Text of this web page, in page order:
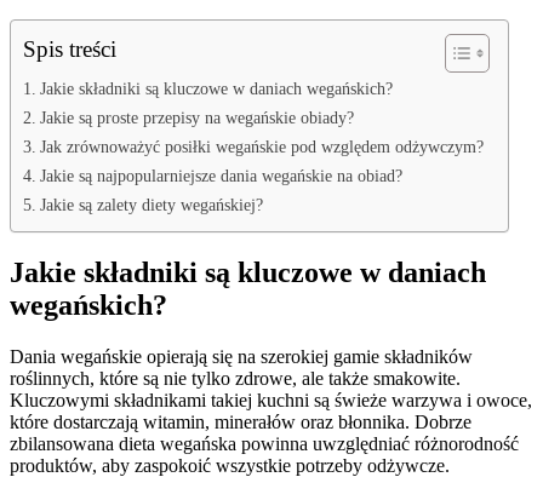
Spis treści
Jakie składniki są kluczowe w daniach wegańskich?
Jakie są proste przepisy na wegańskie obiady?
Jak zrównoważyć posiłki wegańskie pod względem odżywczym?
Jakie są najpopularniejsze dania wegańskie na obiad?
Jakie są zalety diety wegańskiej?
Jakie składniki są kluczowe w daniach
wegańskich?
Dania wegańskie opierają się na szerokiej gamie składników
roślinnych, które są nie tylko zdrowe, ale także smakowite.
Kluczowymi składnikami takiej kuchni są świeże warzywa i owoce,
które dostarczają witamin, minerałów oraz błonnika. Dobrze
zbilansowana dieta wegańska powinna uwzględniać różnorodność
produktów, aby zaspokoić wszystkie potrzeby odżywcze.